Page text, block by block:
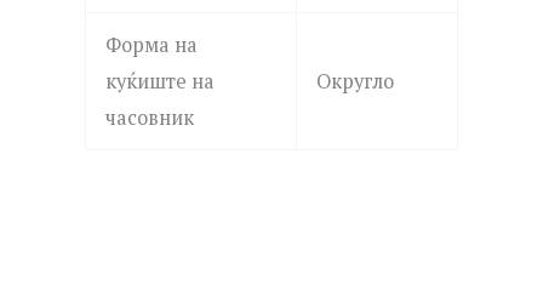
Форма на
куќиште на
часовник
Округло